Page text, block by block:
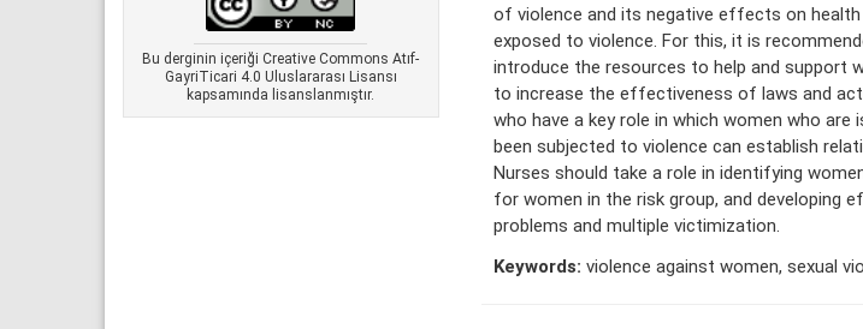
Bu derginin içeriği Creative Commons Atıf-
GayriTicari 4.0 Uluslararası Lisansı
kapsamında lisanslanmıştır.
of violence and its negative effects on
exposed to violence. For this, it is
introduce the resources to help and support
to increase the effectiveness of laws and
who have a key role in which women who
been subjected to violence can establish
Nurses should take a role in identifying
for women in the risk group, and developing
problems and multiple victimization.
Keywords: violence against women, sexual